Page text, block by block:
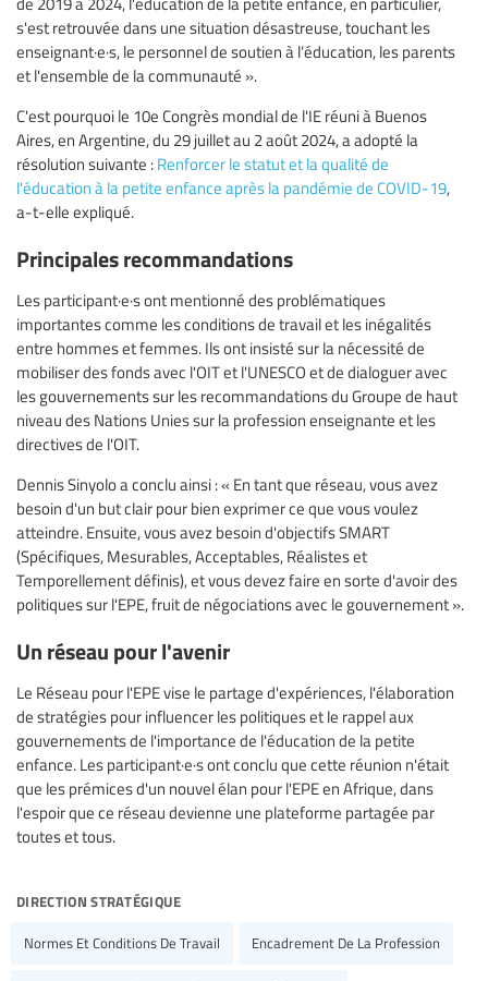
s'est retrouvée dans une situation désastreuse, touchant les
enseignant·e·s, le personnel de soutien à l’éducation, les parents
et l'ensemble de la communauté ».
C'est pourquoi le 10e Congrès mondial de l'IE réuni à Buenos
Aires, en Argentine, du 29 juillet au 2 août 2024, a adopté la
résolution suivante : Renforcer le statut et la qualité de
l'éducation à la petite enfance après la pandémie de COVID-19,
a-t-elle expliqué.
Principales recommandations
Les participant·e·s ont mentionné des problématiques
importantes comme les conditions de travail et les inégalités
entre hommes et femmes. Ils ont insisté sur la nécessité de
mobiliser des fonds avec l'OIT et l'UNESCO et de dialoguer avec
les gouvernements sur les recommandations du Groupe de haut
niveau des Nations Unies sur la profession enseignante et les
directives de l'OIT.
Dennis Sinyolo a conclu ainsi : « En tant que réseau, vous avez
besoin d'un but clair pour bien exprimer ce que vous voulez
atteindre. Ensuite, vous avez besoin d'objectifs SMART
(Spécifiques, Mesurables, Acceptables, Réalistes et
Temporellement définis), et vous devez faire en sorte d'avoir des
politiques sur l'EPE, fruit de négociations avec le gouvernement ».
Un réseau pour l'avenir
Le Réseau pour l'EPE vise le partage d'expériences, l'élaboration
de stratégies pour influencer les politiques et le rappel aux
gouvernements de l'importance de l'éducation de la petite
enfance. Les participant·e·s ont conclu que cette réunion n'était
que les prémices d'un nouvel élan pour l'EPE en Afrique, dans
l'espoir que ce réseau devienne une plateforme partagée par
toutes et tous.
direction stratégique
Normes Et Conditions De Travail Encadrement De La Profession